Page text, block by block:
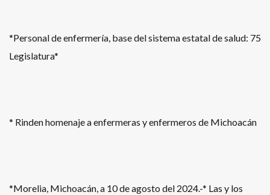
*Personal de enfermería, base del sistema estatal de salud: 75
Legislatura*
* Rinden homenaje a enfermeras y enfermeros de Michoacán
*Morelia, Michoacán, a 10 de agosto del 2024.-* Las y los